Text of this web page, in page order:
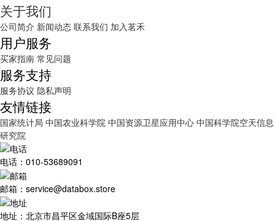
关于我们
公司简介 新闻动态 联系我们 加入茗禾
用户服务
买家指南 常见问题
服务支持
服务协议 隐私声明
友情链接
国家统计局 中国农业科学院 中国资源卫星应用中心 中国科学院空天信息
研究院
电话：010-53689091
邮箱：service@databox.store
地址：北京市昌平区金域国际B座5层